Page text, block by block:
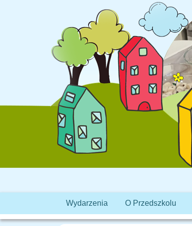
Wydarzenia O Przedszkolu